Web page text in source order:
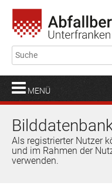
MENÜ
Als registrierter Nutzer
und im Rahmen der
verwenden.